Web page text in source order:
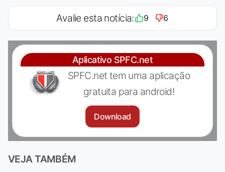
Avalie esta notícia: 9 6
Aplicativo SPFC.net
SPFC.net tem uma aplicação
gratuita para android!
Download
VEJA TAMBÉM